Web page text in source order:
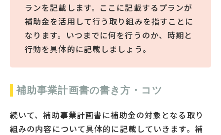
ランを記載します。ここに記載するプランが
補助金を活用して行う取り組みを指すことに
なります。いつまでに何を行うのか、時期と
行動を具体的に記載しましょう。
補助事業計画書の書き方・コツ
続いて、補助事業計画書に補助金の対象となる取り
組みの内容について具体的に記載していきます。補